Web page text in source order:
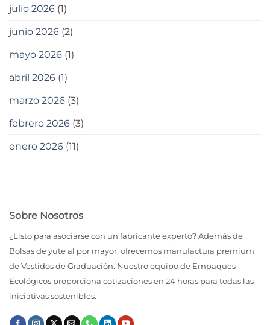
julio 2026 (1)
junio 2026 (2)
mayo 2026 (1)
abril 2026 (1)
marzo 2026 (3)
febrero 2026 (3)
enero 2026 (11)
Sobre Nosotros
¿Listo para asociarse con un fabricante experto? Además de
Bolsas de yute al por mayor, ofrecemos manufactura premium
de Vestidos de Graduación. Nuestro equipo de Empaques
Ecológicos proporciona cotizaciones en 24 horas para todas las
iniciativas sostenibles.